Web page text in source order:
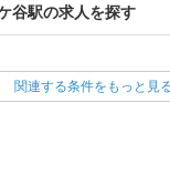
谷駅の求人を探す
土ケ谷駅の求人を探す
関連する条件をもっと見